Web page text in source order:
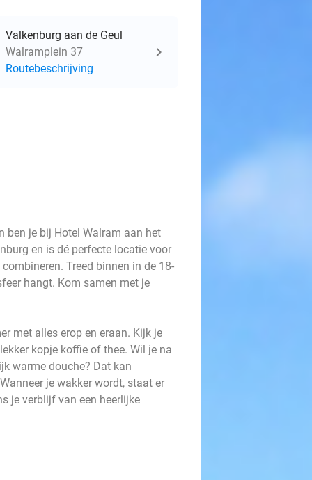
Valkenburg aan de Geul
Walramplein 37
Routebeschrijving
ben je bij Hotel Walram aan het
en is dé perfecte locatie voor
Treed binnen in de 18-
hangt. Kom samen met je
met alles erop en eraan. Kijk je
kopje koffie of thee. Wil je na
warme douche? Dat kan
je wakker wordt, staat er
je verblijf van een heerlijke